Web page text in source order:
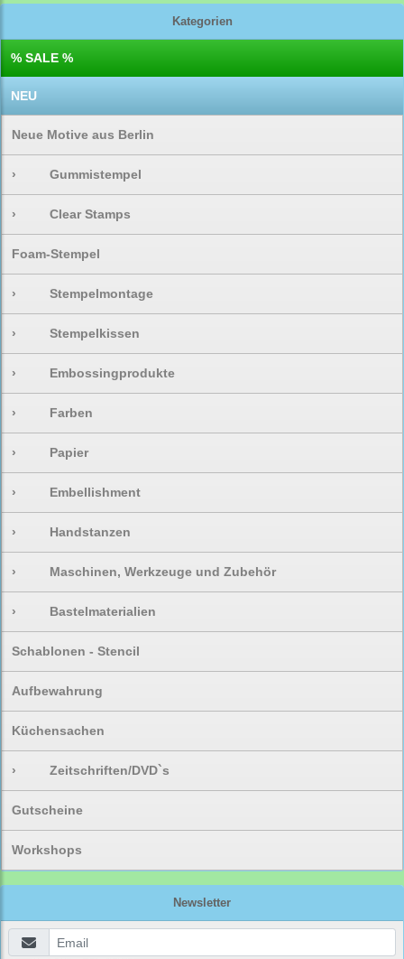
Kategorien
% SALE %
NEU
Neue Motive aus Berlin
› Gummistempel
› Clear Stamps
Foam-Stempel
› Stempelmontage
› Stempelkissen
› Embossingprodukte
› Farben
› Papier
› Embellishment
› Handstanzen
› Maschinen, Werkzeuge und Zubehör
› Bastelmaterialien
Schablonen - Stencil
Aufbewahrung
Küchensachen
› Zeitschriften/DVD`s
Gutscheine
Workshops
Newsletter